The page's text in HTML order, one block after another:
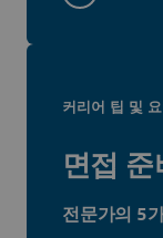
커리어 팁 및
면접 준
전문가의 5